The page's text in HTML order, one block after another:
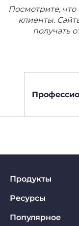
Посмотрите,
клиенты.
получать
Продукты
VPN для PC
VPN для Chrome
Ресурсы
Что такое VPN
Популярное